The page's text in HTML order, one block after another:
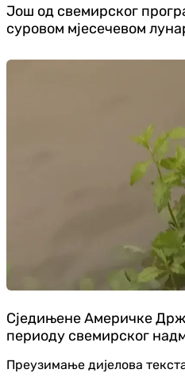
Још од свемирског
суровом мјесечевом
Сједињене Америчке
периоду свемирског
Преузимање дијелова